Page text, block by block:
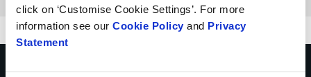
click on ‘Customise Cookie Settings’. For more
information see our Cookie Policy and Privacy
Statement